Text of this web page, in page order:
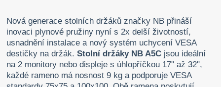
Nová generace stolních držáků značky NB přináší
inovaci plynové pružiny nyní s 2x delší životností,
usnadnění instalace a nový systém uchycení VESA
destičky na držák.Stolní držáky NB A5C jsou ideální
na 2 monitory nebo displeje s úhlopříčkou 17" až 32",
každé rameno má nosnost 9 kg a podporuje VESA